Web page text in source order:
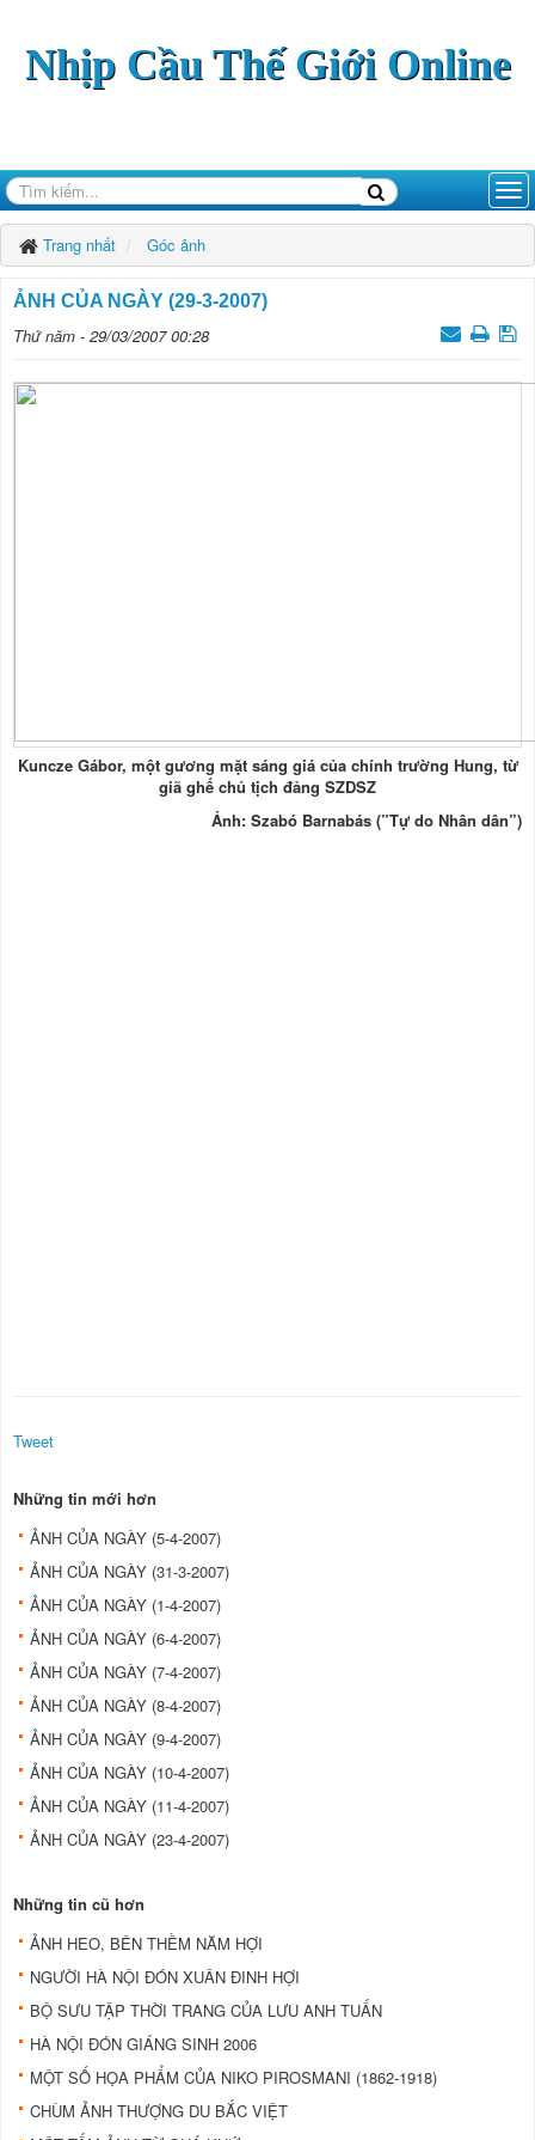
Nhịp Cầu Thế Giới Online
Trang nhất Góc ảnh
ẢNH CỦA NGÀY (29-3-2007)
Thứ năm - 29/03/2007 00:28
Kuncze Gábor, một gương mặt sáng giá của chính trường Hung, từ
giã ghế chủ tịch đảng SZDSZ
Ảnh: Szabó Barnabás (”Tự do Nhân dân”)
Tweet
Những tin mới hơn
ẢNH CỦA NGÀY (5-4-2007)
ẢNH CỦA NGÀY (31-3-2007)
ẢNH CỦA NGÀY (1-4-2007)
ẢNH CỦA NGÀY (6-4-2007)
ẢNH CỦA NGÀY (7-4-2007)
ẢNH CỦA NGÀY (8-4-2007)
ẢNH CỦA NGÀY (9-4-2007)
ẢNH CỦA NGÀY (10-4-2007)
ẢNH CỦA NGÀY (11-4-2007)
ẢNH CỦA NGÀY (23-4-2007)
Những tin cũ hơn
ẢNH HEO, BÊN THỀM NĂM HỢI
NGƯỜI HÀ NỘI ĐÓN XUÂN ĐINH HỢI
BỘ SƯU TẬP THỜI TRANG CỦA LƯU ANH TUẤN
HÀ NỘI ĐÓN GIÁNG SINH 2006
MỘT SỐ HỌA PHẨM CỦA NIKO PIROSMANI (1862-1918)
CHÙM ẢNH THƯỢNG DU BẮC VIỆT